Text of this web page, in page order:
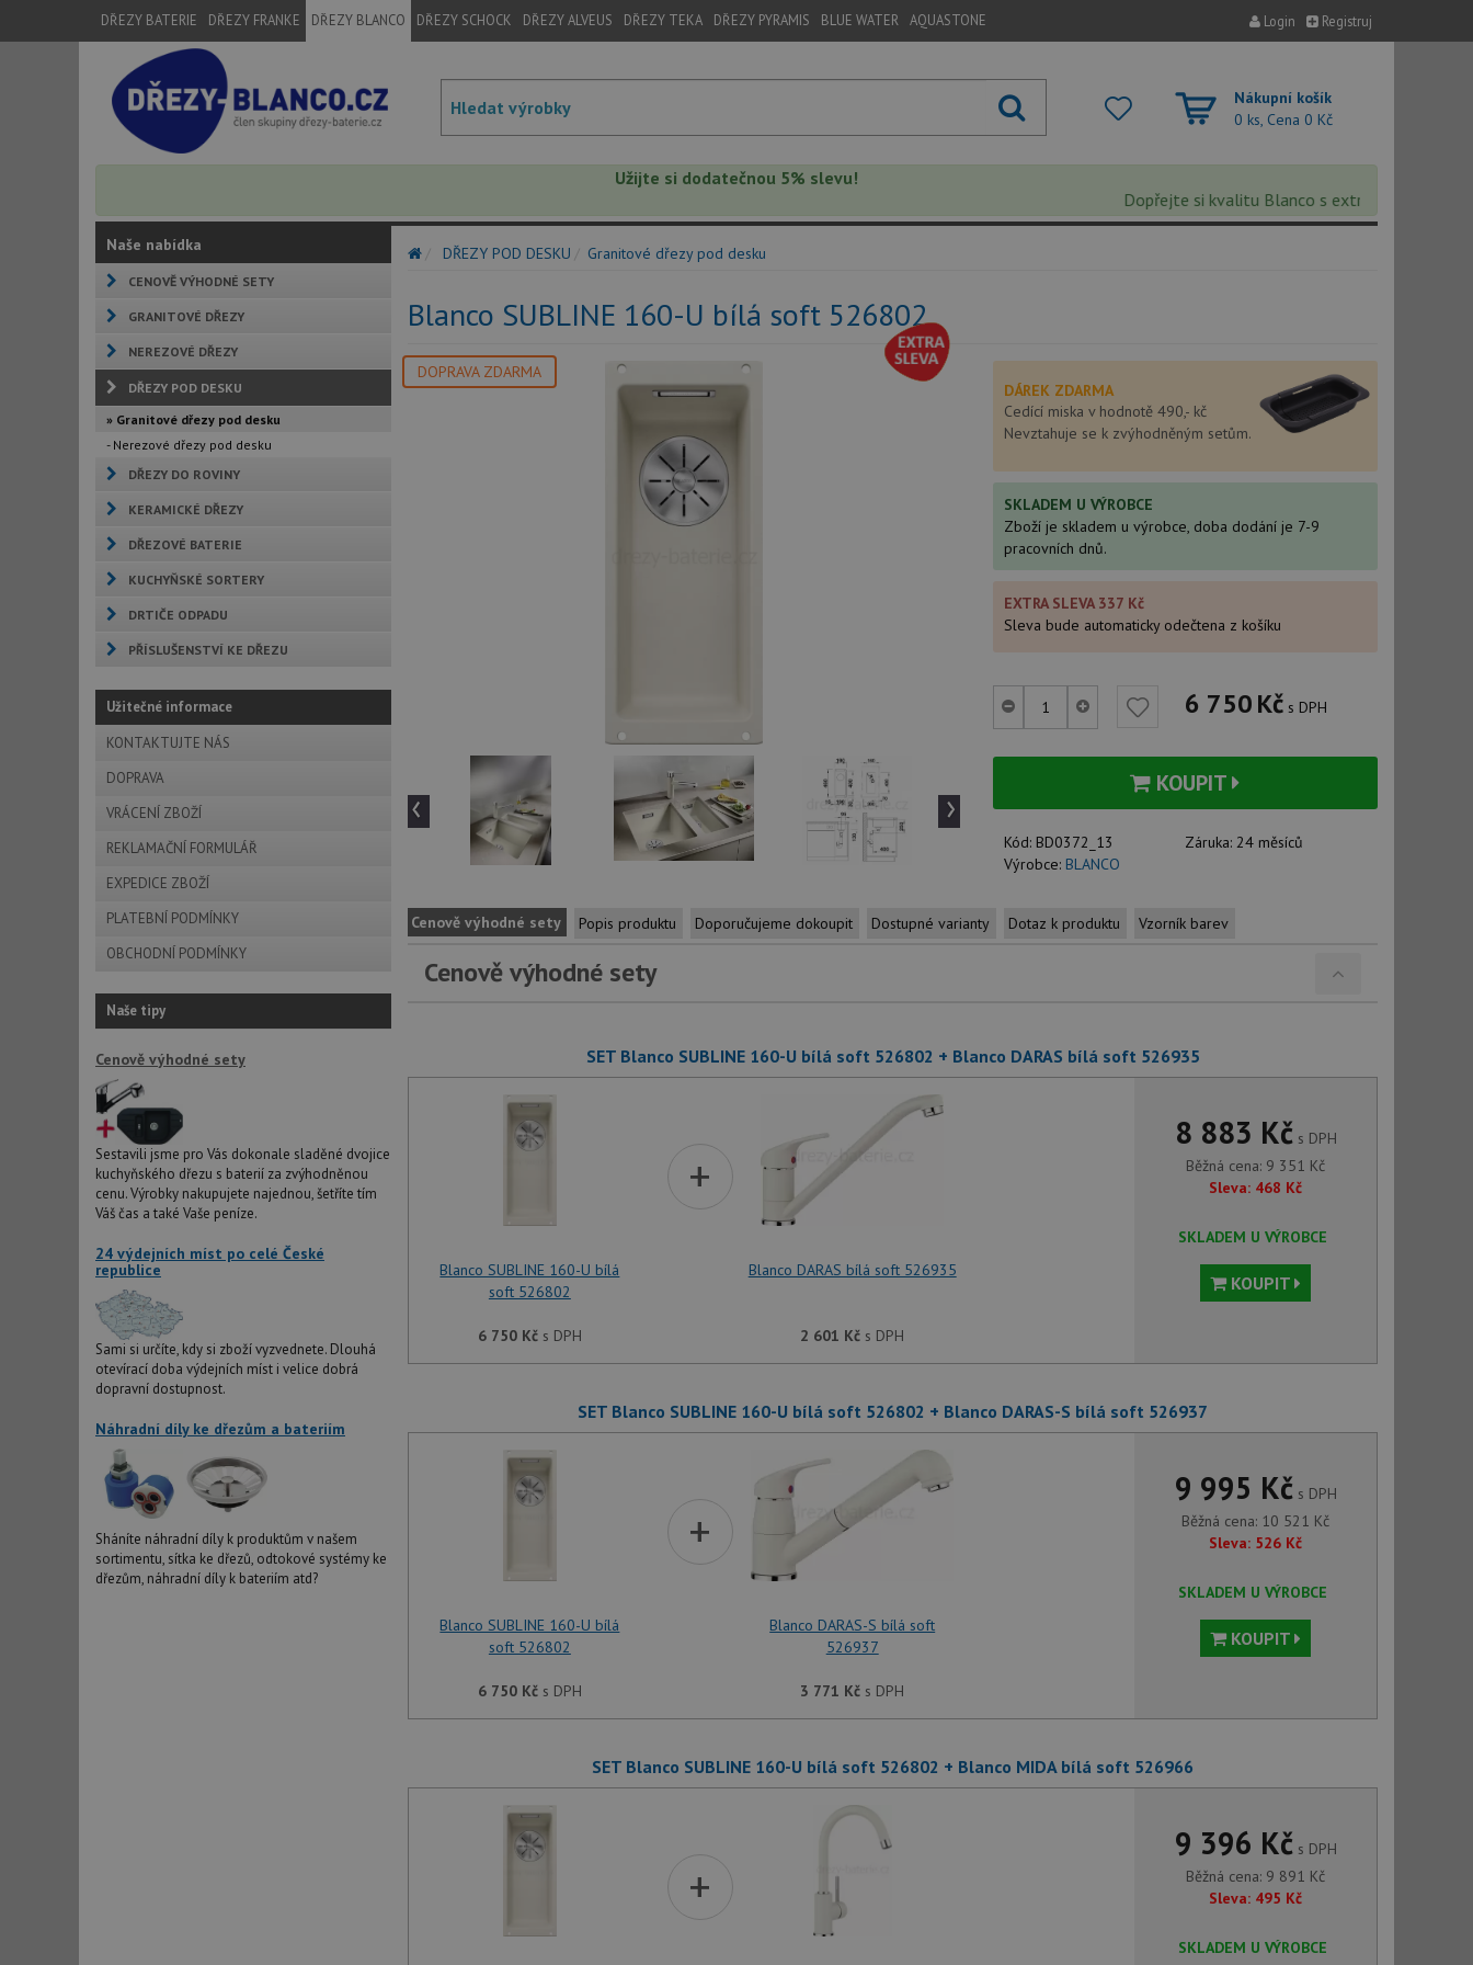
DŘEZY BATERIE DŘEZY FRANKE DŘEZY BLANCO DŘEZY SCHOCK DŘEZY ALVEUS DŘEZY TEKA DŘEZY PYRAMIS BLUE WATER AQUASTONE Login Registruj
Nákupní košík
0 ks, Cena 0 Kč
Užijte si dodatečnou 5% slevu!
Dopřejte si kvalitu Blanco s extra 5% slevou –
Naše nabídka
CENOVĚ VÝHODNÉ SETY
GRANITOVÉ DŘEZY
NEREZOVÉ DŘEZY
DŘEZY POD DESKU
» Granitové dřezy pod desku
- Nerezové dřezy pod desku
DŘEZY DO ROVINY
KERAMICKÉ DŘEZY
DŘEZOVÉ BATERIE
KUCHYŇSKÉ SORTERY
DRTIČE ODPADU
PŘÍSLUŠENSTVÍ KE DŘEZU
Užitečné informace
KONTAKTUJTE NÁS
DOPRAVA
VRÁCENÍ ZBOŽÍ
REKLAMAČNÍ FORMULÁŘ
EXPEDICE ZBOŽÍ
PLATEBNÍ PODMÍNKY
OBCHODNÍ PODMÍNKY
Naše tipy
Cenově výhodné sety
Sestavili jsme pro Vás dokonale sladěné dvojice
kuchyňského dřezu s baterií za zvýhodněnou
cenu. Výrobky nakupujete najednou, šetříte tím
Váš čas a také Vaše peníze.
24 výdejních míst po celé České
republice
Sami si určíte, kdy si zboží vyzvednete. Dlouhá
otevírací doba výdejních míst i velice dobrá
dopravní dostupnost.
Náhradní díly ke dřezům a bateriím
Sháníte náhradní díly k produktům v našem
sortimentu, sítka ke dřezů, odtokové systémy ke
dřezům, náhradní díly k bateriím atd?
DŘEZY POD DESKU Granitové dřezy pod desku
Blanco SUBLINE 160-U bílá soft 526802
DOPRAVA ZDARMA
‹ ›
DÁREK ZDARMA
Cedící miska v hodnotě 490,- kč
Nevztahuje se k zvýhodněným setům.
SKLADEM U VÝROBCE
Zboží je skladem u výrobce, doba dodání je 7-9
pracovních dnů.
EXTRA SLEVA 337 Kč
Sleva bude automaticky odečtena z košíku
6 750Kč s DPH
KOUPIT
Kód: BD0372_13 Záruka:24 měsíců
Výrobce: BLANCO
Cenově výhodné sety Popis produktu Doporučujeme dokoupit Dostupné varianty Dotaz k produktu Vzorník barev
Cenově výhodné sety
SET Blanco SUBLINE 160-U bílá soft 526802 + Blanco DARAS bílá soft 526935
Blanco SUBLINE 160-U bílá
soft 526802
6 750 Kčs DPH
+
Blanco DARAS bílá soft 526935
2 601 Kč s DPH
8 883 Kčs DPH
Běžná cena: 9 351 Kč
Sleva: 468 Kč
SKLADEM U VÝROBCE
KOUPIT
SET Blanco SUBLINE 160-U bílá soft 526802 + Blanco DARAS-S bílá soft 526937
Blanco SUBLINE 160-U bílá
soft 526802
6 750 Kčs DPH
+
Blanco DARAS-S bílá soft
526937
3 771 Kč s DPH
9 995 Kčs DPH
Běžná cena: 10 521 Kč
Sleva: 526 Kč
SKLADEM U VÝROBCE
KOUPIT
SET Blanco SUBLINE 160-U bílá soft 526802 + Blanco MIDA bílá soft 526966
+
9 396 Kčs DPH
Běžná cena: 9 891 Kč
Sleva: 495 Kč
SKLADEM U VÝROBCE